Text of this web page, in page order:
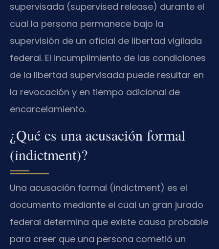
supervisada (supervised release) durante el
cual la persona permanece bajo la
supervisión de un oficial de libertad vigilada
federal. El incumplimiento de las condiciones
de la libertad supervisada puede resultar en
la revocación y en tiempo adicional de
encarcelamiento.
¿Qué es una acusación formal
(indictment)?
Una acusación formal (indictment) es el
documento mediante el cual un gran jurado
federal determina que existe causa probable
para creer que una persona cometió un